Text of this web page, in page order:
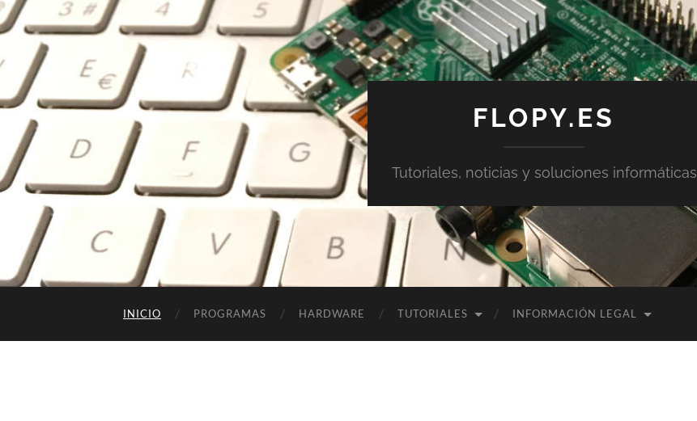
FLOPY.ES
Tutoriales, noticias y soluciones informáticas
INICIO PROGRAMAS HARDWARE TUTORIALES INFORMACIÓN LEGAL